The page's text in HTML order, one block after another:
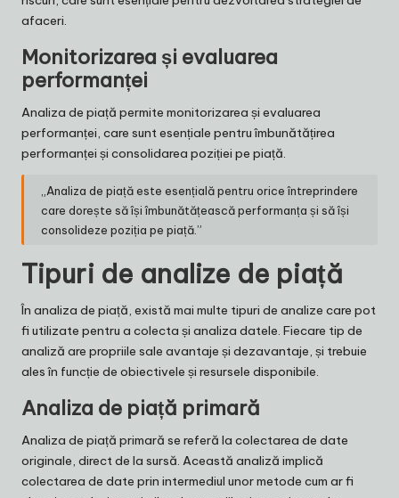
afaceri.
Monitorizarea și evaluarea
performanței
Analiza de piață permite monitorizarea și evaluarea
performanței, care sunt esențiale pentru îmbunătățirea
performanței și consolidarea poziției pe piață.
„Analiza de piață este esențială pentru orice întreprindere
care dorește să își îmbunătățească performanța și să își
consolideze poziția pe piață.”
Tipuri de analize de piață
În analiza de piață, există mai multe tipuri de analize care pot
fi utilizate pentru a colecta și analiza datele. Fiecare tip de
analiză are propriile sale avantaje și dezavantaje, și trebuie
ales în funcție de obiectivele și resursele disponibile.
Analiza de piață primară
Analiza de piață primară se referă la colectarea de date
originale, direct de la sursă. Această analiză implică
colectarea de date prin intermediul unor metode cum ar fi